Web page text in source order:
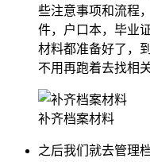
些注意事项和流程
件，户口本，毕业
材料都准备好了，
不用再跑着去找相
补齐档案材料
之后我们就去管理